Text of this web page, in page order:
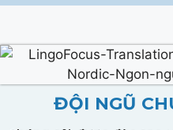
ĐỘI NGŨ